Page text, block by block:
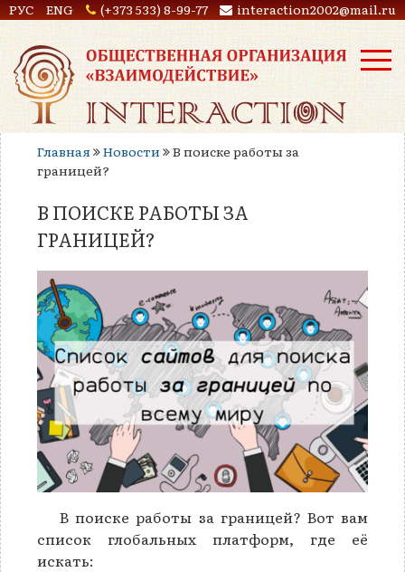
РУС ENG (+373 533) 8-99-77 interaction2002@mail.ru
Главная Новости
В поиске работы за
границей?
В ПОИСКЕ РАБОТЫ ЗА
ГРАНИЦЕЙ?
В поиске работы за границей? Вот вам
список глобальных платформ, где её
искать: